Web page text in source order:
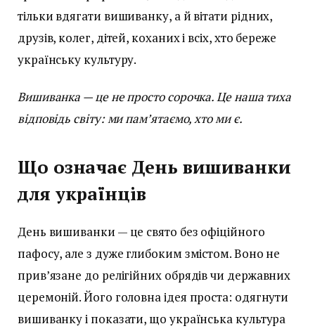
тільки вдягати вишиванку, а й вітати рідних,
друзів, колег, дітей, коханих і всіх, хто береже
українську культуру.
Вишиванка — це не просто сорочка. Це наша тиха
відповідь світу: ми пам’ятаємо, хто ми є.
Що означає День вишиванки
для українців
День вишиванки — це свято без офіційного
пафосу, але з дуже глибоким змістом. Воно не
прив’язане до релігійних обрядів чи державних
церемоній. Його головна ідея проста: одягнути
вишиванку і показати, що українська культура